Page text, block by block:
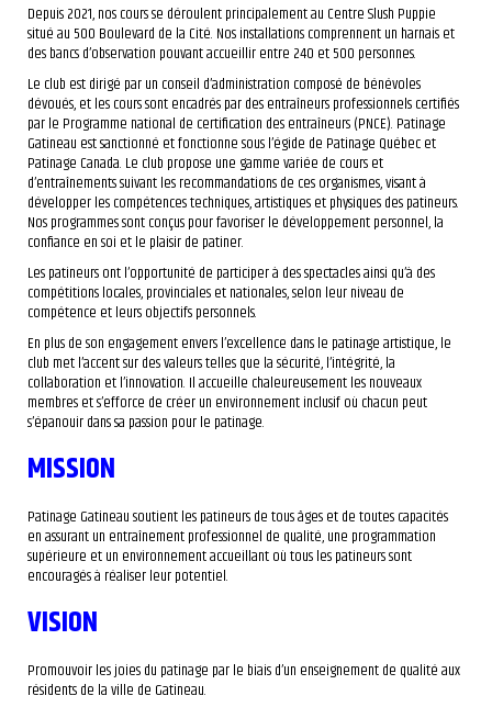
Depuis 2021, nos cours se déroulent principalement au Centre Slush Puppie
situé au 500 Boulevard de la Cité. Nos installations comprennent un harnais et
des bancs d’observation pouvant accueillir entre 240 et 500 personnes.
Le club est dirigé par un conseil d’administration composé de bénévoles
dévoués, et les cours sont encadrés par des entraîneurs professionnels certifiés
par le Programme national de certification des entraîneurs (PNCE). Patinage
Gatineau est sanctionné et fonctionne sous l’égide de Patinage Québec et
Patinage Canada. Le club propose une gamme variée de cours et
d’entraînements suivant les recommandations de ces organismes, visant à
développer les compétences techniques, artistiques et physiques des patineurs.
Nos programmes sont conçus pour favoriser le développement personnel, la
confiance en soi et le plaisir de patiner.
Les patineurs ont l’opportunité de participer à des spectacles ainsi qu’à des
compétitions locales, provinciales et nationales, selon leur niveau de
compétence et leurs objectifs personnels.
En plus de son engagement envers l’excellence dans le patinage artistique, le
club met l’accent sur des valeurs telles que la sécurité, l’intégrité, la
collaboration et l’innovation. Il accueille chaleureusement les nouveaux
membres et s’efforce de créer un environnement inclusif où chacun peut
s’épanouir dans sa passion pour le patinage.
MISSION
Patinage Gatineau soutient les patineurs de tous âges et de toutes capacités
en assurant un entraînement professionnel de qualité, une programmation
supérieure et un environnement accueillant où tous les patineurs sont
encouragés à réaliser leur potentiel.
VISION
Promouvoir les joies du patinage par le biais d’un enseignement de qualité aux
résidents de la ville de Gatineau.